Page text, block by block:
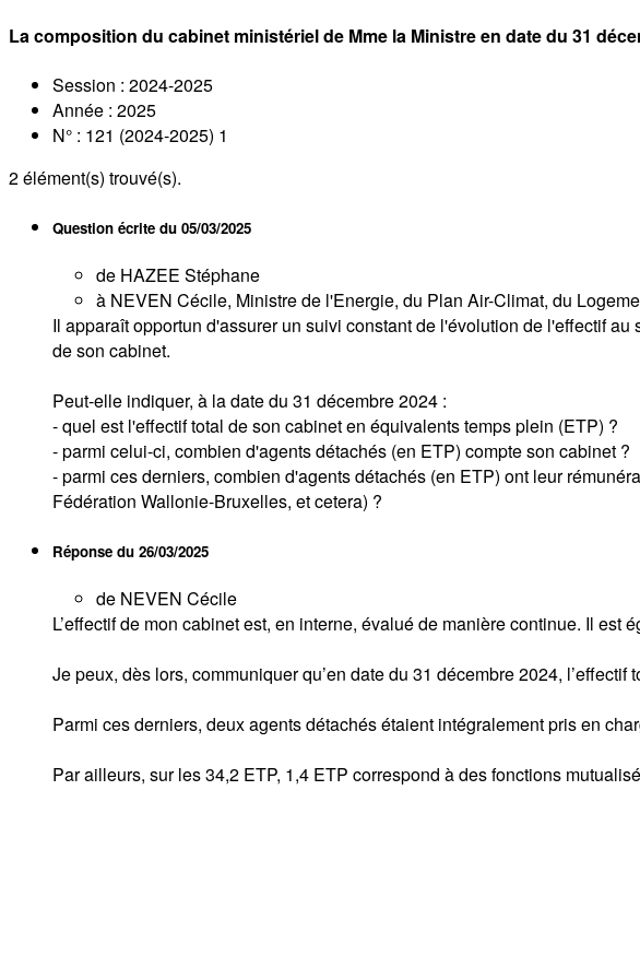
La composition du cabinet ministériel de Mme la Ministre en date du 31
Session : 2024-2025
Année : 2025
N° : 121 (2024-2025) 1
2élément(s) trouvé(s).
Question écrite du 05/03/2025
de HAZEE Stéphane
à NEVEN Cécile, Ministre de l'Energie, du Plan Air-Climat, du
Il apparaît opportun d'assurer un suivi constant de l'évolution de l'effectif
de son cabinet.
Peut-elle indiquer, à la date du 31 décembre 2024 :
- quel est l'effectif total de son cabinet en équivalents temps plein (ETP) ?
- parmi celui-ci, combien d'agents détachés (en ETP) compte son cabinet ?
- parmi ces derniers, combien d'agents détachés (en ETP) ont leur
Fédération Wallonie-Bruxelles, et cetera) ?
Réponse du 26/03/2025
de NEVEN Cécile
L’effectif de mon cabinet est, en interne, évalué de manière continue. Il
Je peux, dès lors, communiquer qu’en date du 31 décembre 2024,
Parmi ces derniers, deux agents détachés étaient intégralement pris en
Par ailleurs, sur les 34,2 ETP, 1,4 ETP correspond à des fonctions